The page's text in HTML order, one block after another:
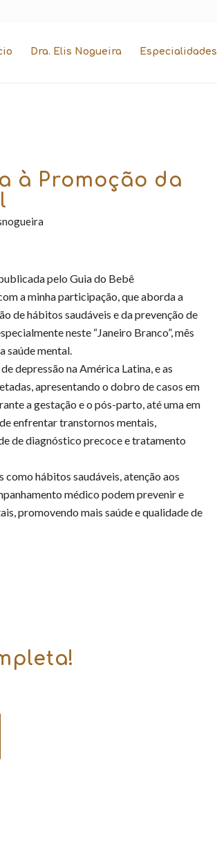
Dra. Elis Nogueira Especialidades
à Promoção da
pelo Guia do Bebê
a minha participação, que aborda a
de hábitos saudáveis e da prevenção de
neste “Janeiro Branco”, mês
saúde mental.
depressão na América Latina, e as
apresentando o dobro de casos em
a gestação e o pós-parto, até uma em
enfrentar transtornos mentais,
de diagnóstico precoce e tratamento
como hábitos saudáveis, atenção aos
médico podem prevenir e
promovendo mais saúde e qualidade de